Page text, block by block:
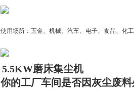
使用场所：五金、机械、汽车、电子、食品、化
5.5KW磨床集尘机
你的工厂车间是否因灰尘废